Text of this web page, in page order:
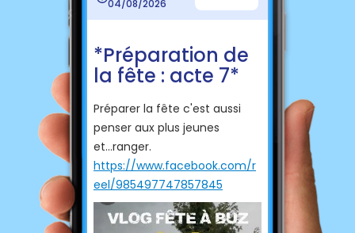
04/08/2026
*Préparation de
la fête : acte 7*
Préparer la fête c'est aussi
penser aux plus jeunes
et...ranger.
https://www.facebook.com/r
eel/985497747857845